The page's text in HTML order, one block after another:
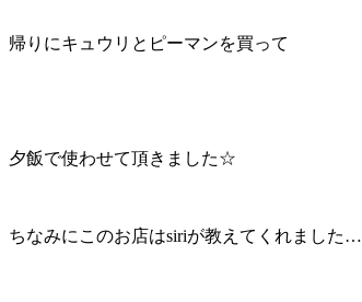
帰りにキュウリとピーマンを買って
夕飯で使わせて頂きました☆
ちなみにこのお店はsiriが教えてくれました…